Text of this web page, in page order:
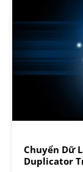
Chuyển Dữ
Duplicator